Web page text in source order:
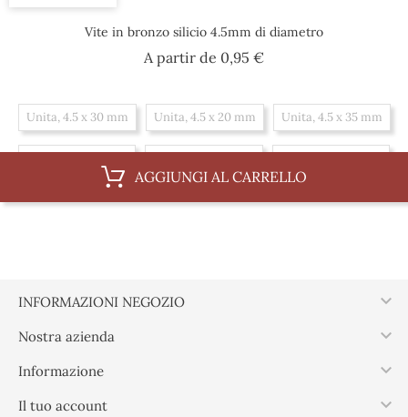
Vite in bronzo silicio 4.5mm di diametro
A partir de 0,95 €Prezzo
Unita, 4.5 x 30 mm Unita, 4.5 x 20 mm Unita, 4.5 x 35 mm
Scatola, 4.5 x 20 mm Scatola, 4.5 x 35 mm
AGGIUNGI AL CARRELLO
INFORMAZIONI NEGOZIO 
Nostra azienda 
Informazione 
Il tuo account 